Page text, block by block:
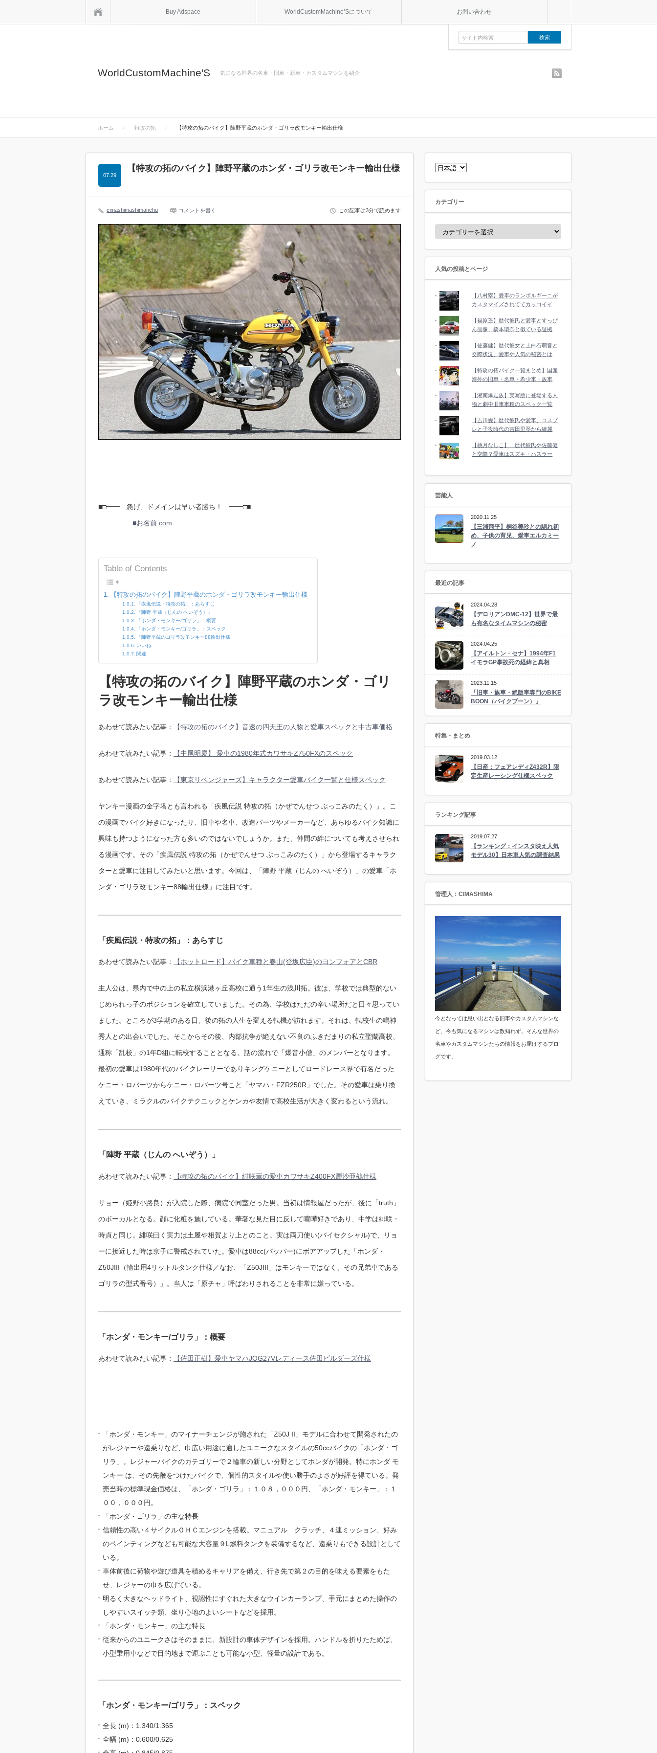
Buy Adspace WorldCustomMachine’Sについて お問い合わせ
WorldCustomMachine'S 気になる世界の名車・旧車・新車・カスタムマシンを紹介
ホーム 特攻の拓 【特攻の拓のバイク】陣野平蔵のホンダ・ゴリラ改モンキー輸出仕様
【特攻の拓のバイク】陣野平蔵のホンダ・ゴリラ改モンキー輸出仕様
07.29
cimashimashimanchu コメントを書く この記事は3分で読めます
■□━━ 急げ、ドメインは早い者勝ち！ ━━□■
■お名前.com
Table of Contents
【特攻の拓のバイク】陣野平蔵のホンダ・ゴリラ改モンキー輸出仕様
「疾風伝説・特攻の拓」：あらすじ
「陣野 平蔵（じんの へいぞう）」
「ホンダ・モンキー/ゴリラ」：概要
「ホンダ・モンキー/ゴリラ」：スペック
「陣野平蔵のゴリラ改モンキー88輸出仕様」
いいね:
関連
【特攻の拓のバイク】陣野平蔵のホンダ・ゴリ
ラ改モンキー輸出仕様
あわせて読みたい記事： 【特攻の拓のバイク】音速の四天王の人物と愛車スペックと中古車価格
あわせて読みたい記事： 【中尾明慶】 愛車の1980年式カワサキZ750FXのスペック
あわせて読みたい記事： 【東京リベンジャーズ】キャラクター愛車バイク一覧と仕様スペック
ヤンキー漫画の金字塔とも言われる「疾風伝説 特攻の拓（かぜでんせつ ぶっこみのたく）」。こ
の漫画でバイク好きになったり、旧車や名車、改造パーツやメーカーなど、あらゆるバイク知識に
興味も持つようになった方も多いのではないでしょうか。また、仲間の絆についても考えさせられ
る漫画です。その「疾風伝説 特攻の拓（かぜでんせつ ぶっこみのたく）」から登場するキャラク
ターと愛車に注目してみたいと思います。今回は、「陣野 平蔵（じんの へいぞう）」の愛車「ホ
ンダ・ゴリラ改モンキー88輸出仕様」に注目です。
「疾風伝説・特攻の拓」：あらすじ
あわせて読みたい記事： 【ホットロード】バイク車種と春山(登坂広臣)のヨンフォアとCBR
主人公は、県内で中の上の私立横浜港ヶ丘高校に通う1年生の浅川拓。彼は、学校では典型的ない
じめられっ子のポジションを確立していました。その為、学校はただの辛い場所だと日々思ってい
ました。ところが3学期のある日、後の拓の人生を変える転機が訪れます。それは、転校生の鳴神
秀人との出会いでした。そこからその後、内部抗争が絶えない不良のふきだまりの私立聖蘭高校、
通称「乱校」の1年D組に転校することとなる。話の流れで「爆音小僧」のメンバーとなります。
最初の愛車は1980年代のバイクレーサーでありキングケニーとしてロードレース界で有名だった
ケニー・ロバーツからケニー・ロバーツ号こと「ヤマハ・FZR250R」でした。その愛車は乗り換
えていき、ミラクルのバイクテクニックとケンカや友情で高校生活が大きく変わるという流れ。
「陣野 平蔵（じんの へいぞう）」
あわせて読みたい記事： 【特攻の拓のバイク】緋咲薫の愛車カワサキZ400FX麓沙亜鵺仕様
リョー（姫野小路良）が入院した際、病院で同室だった男。当初は情報屋だったが、後に「truth」
のボーカルとなる。顔に化粧を施している。華奢な見た目に反して喧嘩好きであり、中学は緋咲・
時貞と同じ。緋咲曰く実力は土屋や相賀より上とのこと。実は両刀使い(バイセクシャル)で、リョ
ーに接近した時は京子に警戒されていた。愛車は88cc(パッパー)にボアアップした「ホンダ・
Z50JIII（輸出用4リットルタンク仕様／なお、「Z50JIII」はモンキーではなく、その兄弟車である
ゴリラの型式番号）」。当人は「原チャ」呼ばわりされることを非常に嫌っている。
「ホンダ・モンキー/ゴリラ」：概要
あわせて読みたい記事： 【佐田正樹】愛車ヤマハJOG27Vレディース佐田ビルダーズ仕様
「ホンダ・モンキー」のマイナーチェンジが施された「Z50J II」モデルに合わせて開発されたの
がレジャーや遠乗りなど、巾広い用途に適したユニークなスタイルの50ccバイクの「ホンダ・ゴ
リラ」。レジャーバイクのカテゴリーで２輪車の新しい分野としてホンダが開発。特にホンダ モ
ンキー は、その先鞭をつけたバイクで、個性的スタイルや使い勝手のよさが好評を得ている。発
売当時の標準現金価格は、「ホンダ・ゴリラ」：１０８，０００円、「ホンダ・モンキー」：１
００，０００円。
「ホンダ・ゴリラ」の主な特長
信頼性の高い４サイクルＯＨＣエンジンを搭載。マニュアル クラッチ、４速ミッション、好み
のペインティングなども可能な大容量９L燃料タンクを装備するなど、遠乗りもできる設計として
いる。
車体前後に荷物や遊び道具を積めるキャリアを備え、行き先で第２の目的を味える要素をもた
せ、レジャーの巾を広げている。
明るく大きなヘッドライト、視認性にすぐれた大きなウインカーランプ、手元にまとめた操作の
しやすいスイッチ類、坐り心地のよいシートなどを採用。
「ホンダ・モンキー」の主な特長
従来からのユニークさはそのままに、新設計の車体デザインを採用。ハンドルを折りたためば、
小型乗用車などで目的地まで運ぶことも可能な小型、軽量の設計である。
「ホンダ・モンキー/ゴリラ」：スペック
全長 (m)：1.340/1.365
全幅 (m)：0.600/0.625
言
語
カテゴリー
人気の投稿とページ
【八村塁】愛車のランボルギーニが
カスタマイズされててカッコイイ
【福原遥】歴代彼氏と愛車とすっぴ
ん画像、橋本環奈と似ている証拠
【佐藤健】歴代彼女と上白石萌音と
交際状況、愛車や人気の秘密とは
【特攻の拓バイク一覧まとめ】国産
海外の旧車・名車・希少車・族車
【湘南爆走族】実写版に登場する人
物と劇中旧車車種のスペック一覧
【吉川愛】歴代彼氏や愛車、コスプ
レと子役時代の吉田里琴から綺麗
【桃月なしこ】 歴代彼氏や佐藤健
と交際？愛車はスズキ・ハスラー
芸能人
2020.11.25
【三浦翔平】桐谷美玲との馴れ初
め、子供の育児、愛車エルカミー
ノ
最近の記事
2024.04.28
【デロリアンDMC-12】世界で最
も有名なタイムマシンの秘密
2024.04.25
【アイルトン・セナ】1994年F1
イモラGP事故死の経緯と真相
2023.11.15
「旧車・族車・絶版車専門のBIKE
BOON（バイクブーン）」
特集・まとめ
2019.03.12
【日産：フェアレディZ432R】限
定生産レーシング仕様スペック
ランキング記事
2019.07.27
【ランキング：インスタ映え人気
モデル30】日本車人気の調査結果
管理人：CIMASHIMA
今となっては思い出となる旧車やカスタムマシンな
ど、今も気になるマシンは数知れず。そんな世界の
名車やカスタムマシンたちの情報をお届けするブロ
グです。